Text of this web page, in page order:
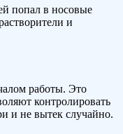
попал в носовые
и
работы. Это
контролировать
и не вытек случайно.